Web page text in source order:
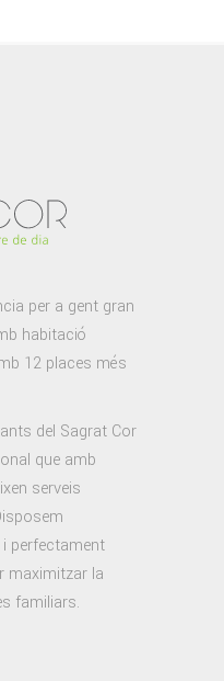
per a gent gran
habitació
12 places més
del Sagrat Cor
que amb
serveis
perfectament
maximitzar la
familiars.